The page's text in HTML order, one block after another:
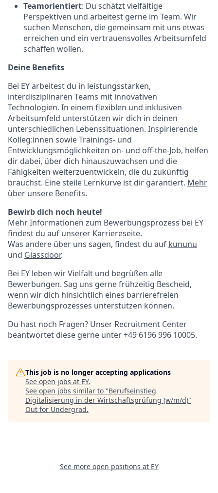
Teamorientiert: Du schätzt vielfältige
Perspektiven und arbeitest gerne im Team. Wir
suchen Menschen, die gemeinsam mit uns etwas
erreichen und ein vertrauensvolles Arbeitsumfeld
schaffen wollen.
Deine Benefits
Bei EY arbeitest du in leistungsstarken,
interdisziplinären Teams mit innovativen
Technologien. In einem flexiblen und inklusiven
Arbeitsumfeld unterstützen wir dich in deinen
unterschiedlichen Lebenssituationen. Inspirierende
Kolleg:innen sowie Trainings- und
Entwicklungsmöglichkeiten on- und off-the-Job, helfen
dir dabei, über dich hinauszuwachsen und die
Fähigkeiten weiterzuentwickeln, die du zukünftig
brauchst. Eine steile Lernkurve ist dir garantiert. Mehr
über unsere Benefits.
Bewirb dich noch heute!
Mehr Informationen zum Bewerbungsprozess bei EY
findest du auf unserer Karriereseite.
Was andere über uns sagen, findest du auf kununu
und Glassdoor.
Bei EY leben wir Vielfalt und begrüßen alle
Bewerbungen. Sag uns gerne frühzeitig Bescheid,
wenn wir dich hinsichtlich eines barrierefreien
Bewerbungsprozesses unterstützen können.
Du hast noch Fragen? Unser Recruitment Center
beantwortet diese gerne unter +49 6196 996 10005.
This job is no longer accepting applications
See open jobs at EY.
See open jobs similar to "Berufseinstieg
Digitalisierung in der Wirtschaftsprüfung (w/m/d)"
Out for Undergrad.
See more open positions at EY